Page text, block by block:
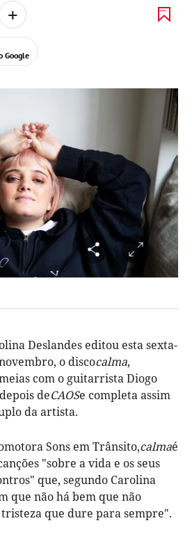
+
Google
Deslandes editou esta sexta-
o discocalma,
com o guitarrista Diogo
deCAOSe completa assim
da artista.
Sons em Trânsito,calmaé
"sobre a vida e os seus
que, segundo Carolina
que não há bem que não
que dure para sempre".